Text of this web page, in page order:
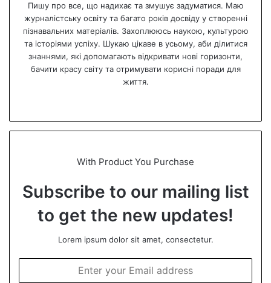
Пишу про все, що надихає та змушує задуматися. Маю
журналістську освіту та багато років досвіду у створенні
пізнавальних матеріалів. Захоплююсь наукою, культурою
та історіями успіху. Шукаю цікаве в усьому, аби ділитися
знаннями, які допомагають відкривати нові горизонти,
бачити красу світу та отримувати корисні поради для
життя.
te
With Product You Purchase
Subscribe to our mailing list
to get the new updates!
Lorem ipsum dolor sit amet, consectetur.